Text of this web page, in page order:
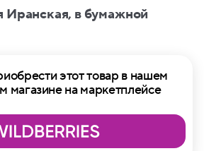
Иранская, в бумажной
этот товар в нашем
магазине на маркетплейсе